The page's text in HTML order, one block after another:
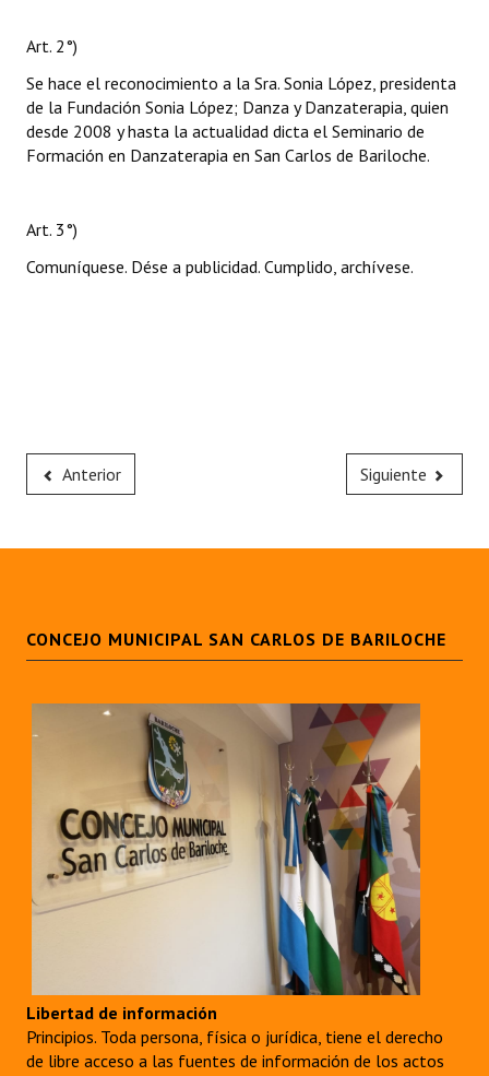
Art. 2°)
Se hace el reconocimiento a la Sra. Sonia López, presidenta
de la Fundación Sonia López; Danza y Danzaterapia, quien
desde 2008 y hasta la actualidad dicta el Seminario de
Formación en Danzaterapia en San Carlos de Bariloche.
Art. 3°)
Comuníquese. Dése a publicidad. Cumplido, archívese.
Anterior Siguiente
CONCEJO MUNICIPAL SAN CARLOS DE BARILOCHE
Libertad de información
Principios. Toda persona, física o jurídica, tiene el derecho
de libre acceso a las fuentes de información de los actos